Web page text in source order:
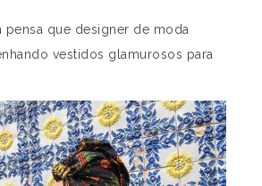
pensa que designer de moda
vestidos glamurosos para